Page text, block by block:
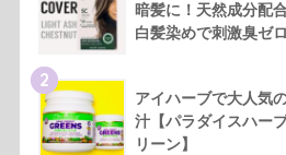
暗髪に！天然成分配
白髪染めで刺激臭ゼ
2
アイハーブで大人気
汁【パラダイスハー
リーン】